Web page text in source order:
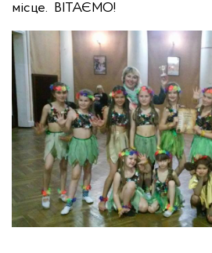
місце. ВІТАЄМО!